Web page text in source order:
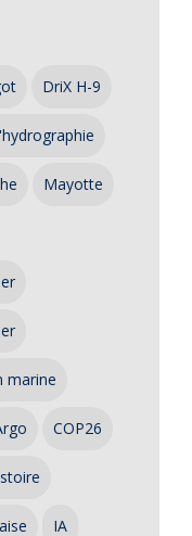
DriX H-9
Mayotte
marine
COP26
IA